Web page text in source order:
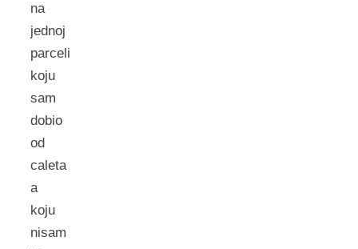
na
jednoj
parceli
koju
sam
dobio
od
caleta
a
koju
nisam